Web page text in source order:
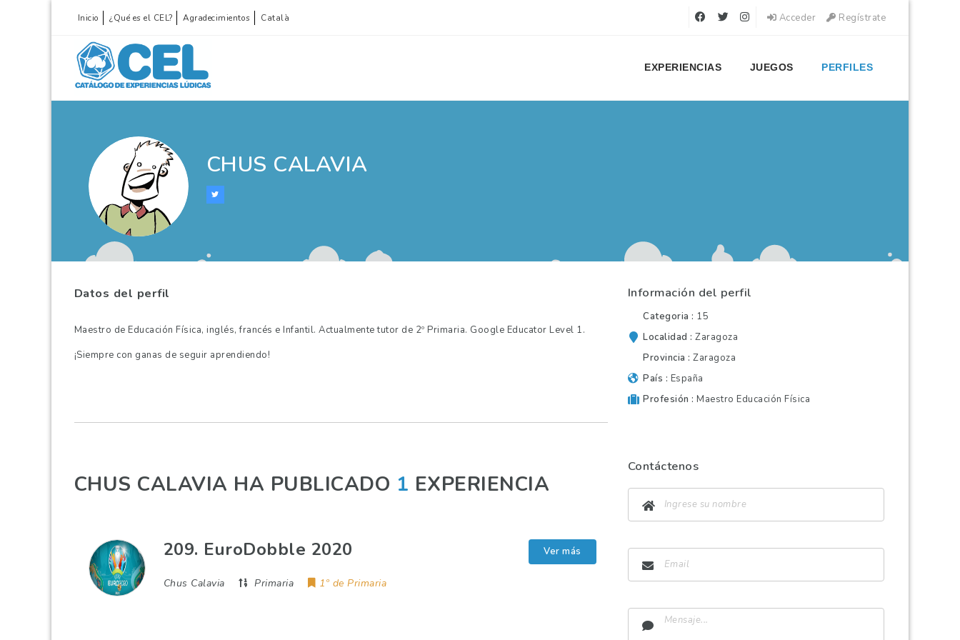
Inicio ¿Qué es el CEL? Agradecimientos Català Acceder Regístrate
EXPERIENCIAS JUEGOS PERFILES
CHUS CALAVIA
Datos del perfil
Maestro de Educación Física, inglés, francés e Infantil. Actualmente tutor de 2º Primaria. Google Educator Level 1.
¡Siempre con ganas de seguir aprendiendo!
CHUS CALAVIA HA PUBLICADO 1 EXPERIENCIA
209. EuroDobble 2020
Chus Calavia Primaria 1º de Primaria
Ver más
Información del perfil
Categoria
15
Localidad
Zaragoza
Provincia
Zaragoza
País
España
Profesión
Maestro Educación Física
Contáctenos